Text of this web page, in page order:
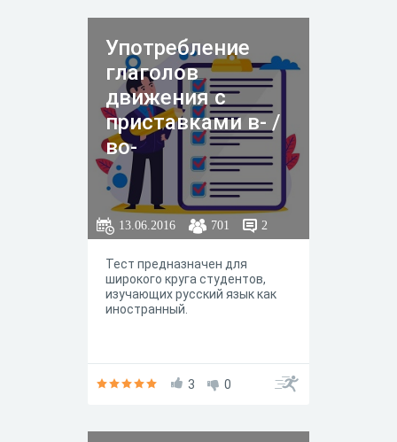
Употребление
глаголов
движения с
приставками в- /
во-
13.06.2016 701 2
Тест предназначен для
широкого круга студентов,
изучающих русский язык как
иностранный.
3 0